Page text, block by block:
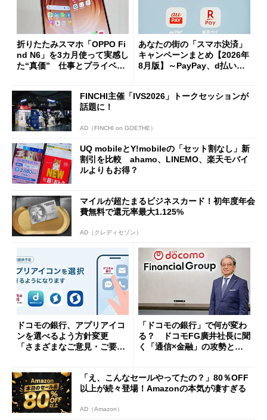
折りたたみスマホ「OPPO Fi
nd N6」を3カ月使って実感し
た“真価” 仕事とプライベー
あなたの街の「スマホ決済」
キャンペーンまとめ【2026年
8月版】～PayPay、d払い、a
FINCHI主催「IVS2026」トークセッションが
話題に！
AD（FINCHI on GOETHE）
UQ mobileとY!mobileの「セット割なし」新
割引を比較 ahamo、LINEMO、楽天モバイ
ルよりもお得？
マイルが超たまるビジネスカード！初年度年会
費無料で還元率最大1.125%
AD（クレディセゾン）
ドコモの銀行、アプリアイコ
ンを選べるよう方針変更
「さまざまなご意見・ご要望
「ドコモの銀行」で何が変わ
る？ ドコモFG廣井社長に聞
く「通信×金融」の攻勢とグ
「え、こんなセールやってたの？」80％OFF
以上が続々登場！Amazonの本気が凄すぎる
AD（Amazon）